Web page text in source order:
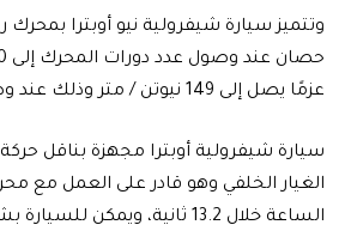
عزمًا يصل إلى 149 نيوتن / متر وذلك عند وصول عدد دورات محرك السيارة إلى 3600-4000 دورة في الدقيقة.
سيارة شيفرولية أوبترا مجهزة بناقل
الساعة خلال 13.2 ثانية، ويمكن للسيارة بشكل عام الوصول إلى سرعة قصوى تصل إلى 170 كيلو متر في الساعة.